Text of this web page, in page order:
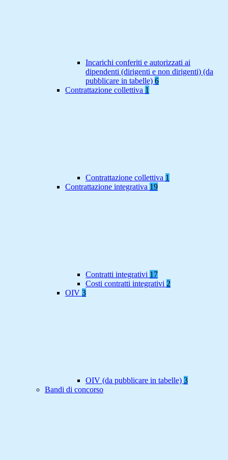
Incarichi conferiti e autorizzati ai
dipendenti (dirigenti e non dirigenti) (da
pubblicare in tabelle) 6
Contrattazione collettiva 1
Contrattazione collettiva 1
Contrattazione integrativa 19
Contratti integrativi 17
Costi contratti integrativi 2
OIV 3
OIV (da pubblicare in tabelle) 3
Bandi di concorso